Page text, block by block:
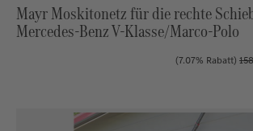
Mayr Moskitonetz für die rechte
Mercedes-Benz V-Klasse/Marco-Polo
(7.07% Rabatt)